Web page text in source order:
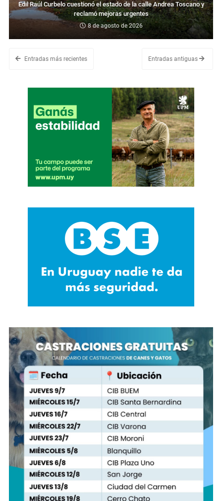
Edil Raúl Curbelo cuestionó el estado de la calle Andrea Toscano y
reclamó mejoras urgentes
8 de agosto de 2026
Entradas más recientes Entradas antiguas